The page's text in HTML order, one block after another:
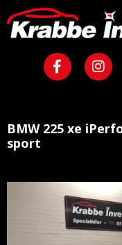
BMW 225 xe
sport